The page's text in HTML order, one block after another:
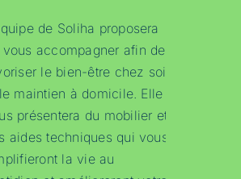
de Soliha proposera
vous accompagner afin de
le bien-être chez soi
maintien à domicile. Elle
présentera du mobilier et
aides techniques qui vous
la vie au